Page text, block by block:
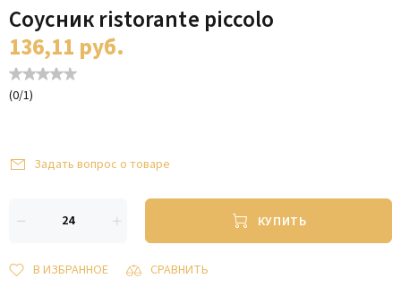
Соусник ristorante piccolo
136,11 руб.
(0/1)
Задать вопрос о товаре
КУПИТЬ
В ИЗБРАННОЕ СРАВНИТЬ